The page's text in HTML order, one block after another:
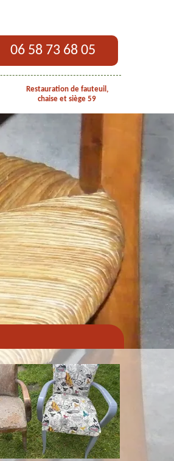
06 58 73 68 05
Restauration de fauteuil,
chaise et siège 59